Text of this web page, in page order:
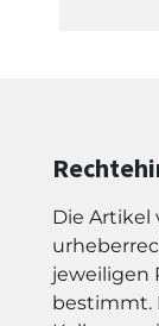
Die Artikel
jeweiligen
bestimmt.